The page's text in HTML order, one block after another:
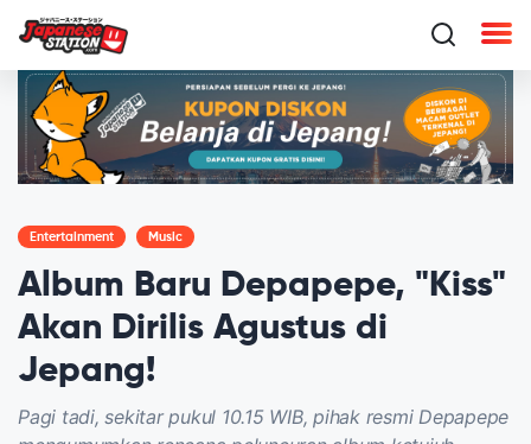
Entertainment Music
Album Baru Depapepe, "Kiss"
Akan Dirilis Agustus di
Jepang!
Pagi tadi, sekitar pukul 10.15 WIB, pihak resmi Depapepe